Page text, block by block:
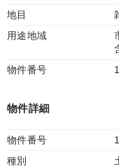
地目
用途地域
物件番号
物件詳細
物件番号
1
種別